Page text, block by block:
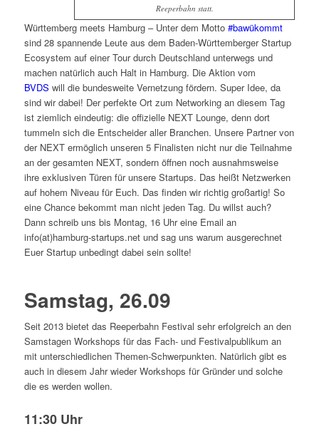
Reeperbahn statt.
Württemberg meets Hamburg – Unter dem Motto #bawükommt
sind 28 spannende Leute aus dem Baden-Württemberger Startup
Ecosystem auf einer Tour durch Deutschland unterwegs und
machen natürlich auch Halt in Hamburg. Die Aktion vom
BVDS will die bundesweite Vernetzung fördern. Super Idee, da
sind wir dabei! Der perfekte Ort zum Networking an diesem Tag
ist ziemlich eindeutig: die offizielle NEXT Lounge, denn dort
tummeln sich die Entscheider aller Branchen. Unsere Partner von
der NEXT ermöglich unseren 5 Finalisten nicht nur die Teilnahme
an der gesamten NEXT, sondern öffnen noch ausnahmsweise
ihre exklusiven Türen für unsere Startups. Das heißt Netzwerken
auf hohem Niveau für Euch. Das finden wir richtig großartig! So
eine Chance bekommt man nicht jeden Tag. Du willst auch?
Dann schreib uns bis Montag, 16 Uhr eine Email an
info(at)hamburg-startups.net und sag uns warum ausgerechnet
Euer Startup unbedingt dabei sein sollte!
Samstag, 26.09
Seit 2013 bietet das Reeperbahn Festival sehr erfolgreich an den
Samstagen Workshops für das Fach- und Festivalpublikum an
mit unterschiedlichen Themen-Schwerpunkten. Natürlich gibt es
auch in diesem Jahr wieder Workshops für Gründer und solche
die es werden wollen.
11:30 Uhr